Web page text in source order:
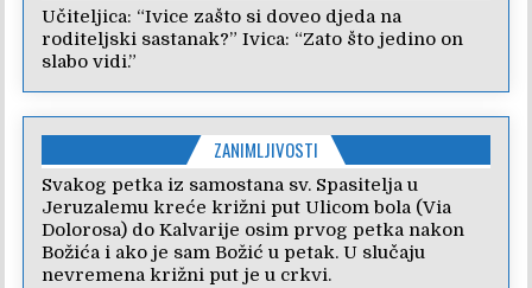
Učiteljica: “Ivice zašto si doveo djeda na
roditeljski sastanak?” Ivica: “Zato što jedino on
slabo vidi.”
ZANIMLJIVOSTI
Svakog petka iz samostana sv. Spasitelja u
Jeruzalemu kreće križni put Ulicom bola (Via
Dolorosa) do Kalvarije osim prvog petka nakon
Božića i ako je sam Božić u petak. U slučaju
nevremena križni put je u crkvi.